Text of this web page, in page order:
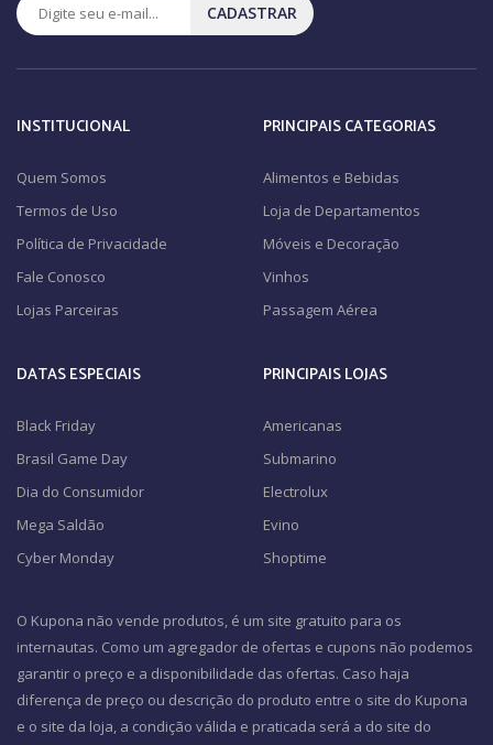
CADASTRAR
INSTITUCIONAL
Quem Somos
Termos de Uso
Política de Privacidade
Fale Conosco
Lojas Parceiras
PRINCIPAIS CATEGORIAS
Alimentos e Bebidas
Loja de Departamentos
Móveis e Decoração
Vinhos
Passagem Aérea
DATAS ESPECIAIS
Black Friday
Brasil Game Day
Dia do Consumidor
Mega Saldão
Cyber Monday
PRINCIPAIS LOJAS
Americanas
Submarino
Electrolux
Evino
Shoptime
O Kupona não vende produtos, é um site gratuito para os
internautas. Como um agregador de ofertas e cupons não podemos
garantir o preço e a disponibilidade das ofertas. Caso haja
diferença de preço ou descrição do produto entre o site do Kupona
e o site da loja, a condição válida e praticada será a do site do